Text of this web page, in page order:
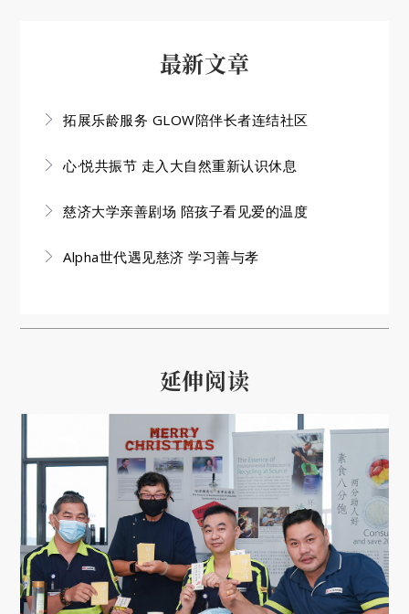
最新文章
拓展乐龄服务 GLOW陪伴长者连结社区
心·悦共振节 走入大自然重新认识休息
慈济大学亲善剧场 陪孩子看见爱的温度
Alpha世代遇见慈济 学习善与孝
延伸阅读